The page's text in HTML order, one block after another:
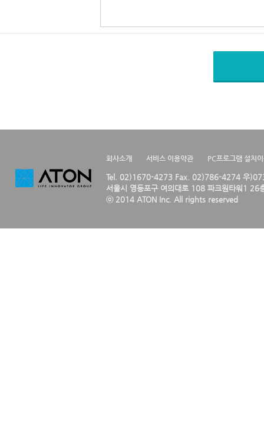
회사소개 서비스 이용약관 PC프로그램 설치
Tel. 02)1670-4273 Fax. 02)786-4274 우
서울시 영등포구 여의대로 108 파크원타워1 26
ⓒ 2014 ATON Inc. All rights reserved